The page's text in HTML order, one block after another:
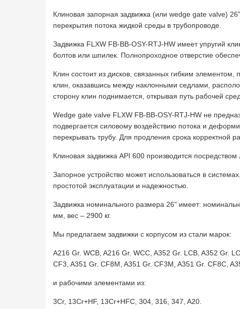
Клиновая запорная задвижка (или wedge gate valve)
перекрытия потока жидкой среды в трубопроводе.
Задвижка FLXW FB-BB-OSY-RTJ-HW имеет упругий
болтов или шпилек. Полнопроходное отверстие
Клин состоит из дисков, связанных гибким
клин, оказавшись между наклонными седлами,
сторону клин поднимается, открывая путь рабочей
Wedge gate valve FLXW FB-BB-OSY-RTJ-HW не
подвергается силовому воздействию потока и
перекрывать трубу. Для продления срока корректной
Клиновая задвижка API 600 производится
Запорное устройство может использоваться в
простотой эксплуатации и надежностью.
Задвижка номинального размера 26" имеет:
мм, вес – 2900 кг.
Мы предлагаем задвижки с корпусом из стали марок:
A216 Gr. WCB, A216 Gr. WCC, A352 Gr. LCB, A352 Gr.
CF3, A351 Gr. CF8M, A351 Gr. CF3M, A351 Gr. CF8C,
и рабочими элементами из:
3Cr, 13Cr+HF, 13Cr+HFC, 304, 316, 347, A20.